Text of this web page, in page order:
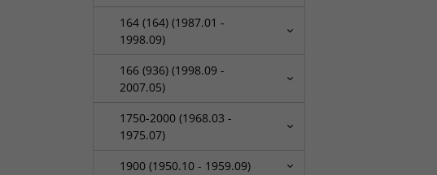
164 (164) (1987.01 -
1998.09)
166 (936) (1998.09 -
2007.05)
1750-2000 (1968.03 -
1975.07)
1900 (1950.10 - 1959.09)